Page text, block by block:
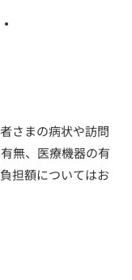
さまの病状や訪問
無、医療機器の有
担額についてはお